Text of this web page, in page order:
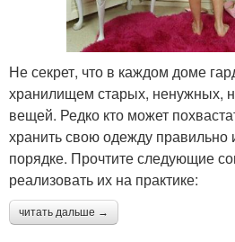
Не секрет, что в каждом доме
хранилищем старых, ненужных,
вещей. Редко кто может
хранить свою одежду
порядке. Прочтите следующие
реализовать их на практике:
читать дальше →